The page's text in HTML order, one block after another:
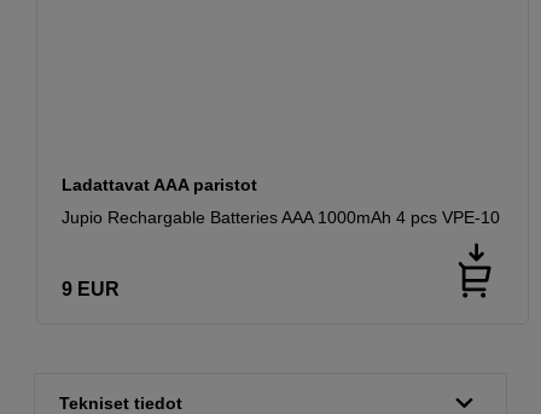
Ladattavat AAA paristot
Jupio Rechargable Batteries AAA 1000mAh 4 pcs VPE-10
9 EUR
Tekniset tiedot